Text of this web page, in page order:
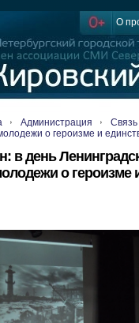
О
Администрация
о героизме и
в день
о героизме